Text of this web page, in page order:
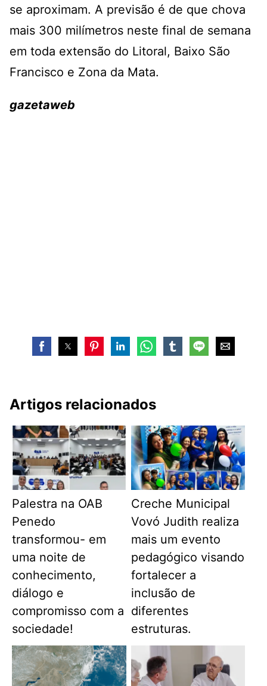
se aproximam. A previsão é de que chova
mais 300 milímetros neste final de semana
em toda extensão do Litoral, Baixo São
Francisco e Zona da Mata.
gazetaweb
Artigos relacionados
Palestra na OAB
Penedo
transformou- em
uma noite de
conhecimento,
diálogo e
compromisso com a
sociedade!
Creche Municipal
Vovó Judith realiza
mais um evento
pedagógico visando
fortalecer a
inclusão de
diferentes
estruturas.